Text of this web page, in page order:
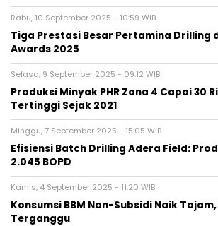
Rabu, 10 September 2025 - 10:59 WIB
Tiga Prestasi Besar Pertamina Drilling
Awards 2025
Selasa, 9 September 2025 - 09:12 WIB
Produksi Minyak PHR Zona 4 Capai 30
Tertinggi Sejak 2021
Minggu, 7 September 2025 - 15:05 WIB
Efisiensi Batch Drilling Adera Field:
2.045 BOPD
Kamis, 4 September 2025 - 11:20 WIB
Konsumsi BBM Non-Subsidi Naik Tajam,
Terganggu